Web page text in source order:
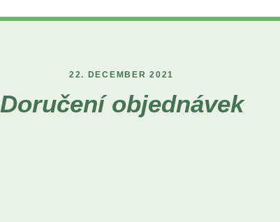
22. DECEMBER 2021
Doručení objednávek